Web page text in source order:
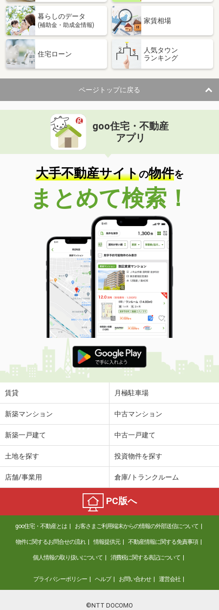
暮らしのデータ
(補助金・助成金情報)
家賃相場
住宅ローン
人気タウン
ランキング
ページトップに戻る
goo住宅・不動産
アプリ
大手不動産サイトの物件を
まとめて検索！
賃貸 月極駐車場
新築マンション 中古マンション
新築一戸建て 中古一戸建て
土地を探す 投資物件を探す
店舗/事業用 倉庫/トランクルーム
PC版へ
goo住宅・不動産とは お客さまご利用端末からの情報の外部送信について
物件に関するお問合せの流れ 情報提供元 不動産情報に関する免責事項
個人情報の取り扱いについて 消費税に関する表記について
プライバシーポリシー ヘルプ お問い合わせ 運営会社
©NTT DOCOMO